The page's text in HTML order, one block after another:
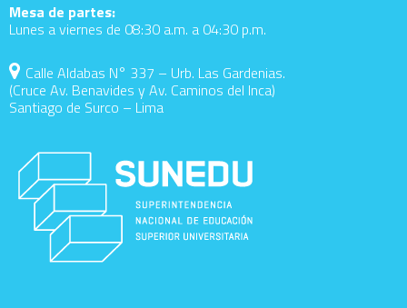
Mesa de partes:
Lunes a viernes de 08:30 a.m. a 04:30 p.m.
Calle Aldabas N° 337 – Urb. Las Gardenias.
(Cruce Av. Benavides y Av. Caminos del Inca)
Santiago de Surco – Lima